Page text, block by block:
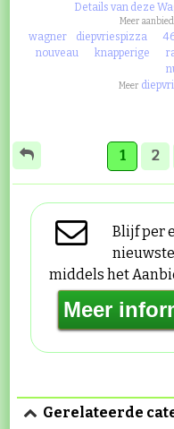
Details van deze
Meer
wagner diepvriespizza
nouveau
knapperige
Meer
1 2
Blijf per
middels het
Gerelateerde